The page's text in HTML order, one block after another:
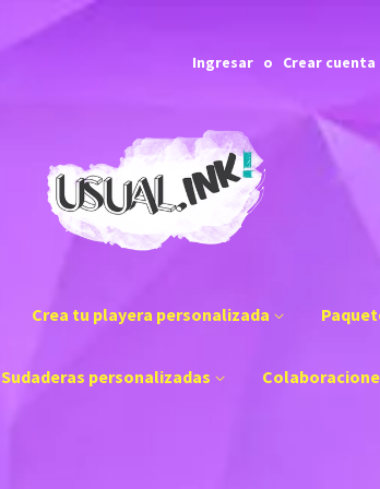
Ingresar o Crear cuenta
Crea tu playera personalizada
Sudaderas personalizadas